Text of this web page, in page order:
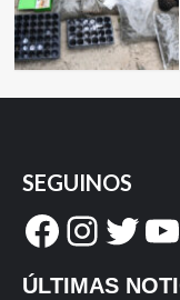
SEGUINOS
Facebook
ÚLTIMAS